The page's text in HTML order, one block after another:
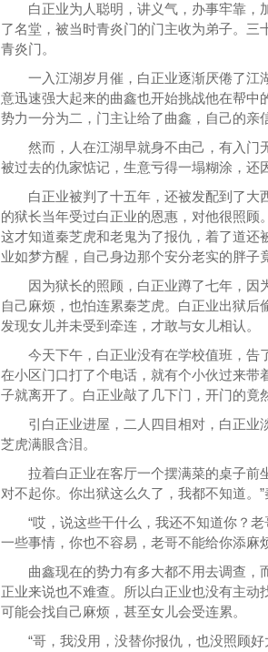
白正业为人聪明，讲义气，办事牢靠，
了名堂，被当时青炎门的门主收为弟子。三
青炎门。
一入江湖岁月催，白正业逐渐厌倦了江
意迅速强大起来的曲鑫也开始挑战他在帮中
势力一分为二，门主让给了曲鑫，自己的亲
然而，人在江湖早就身不由己，有入门
被过去的仇家惦记，生意亏得一塌糊涂，还
白正业被判了十五年，还被发配到了大
的狱长当年受过白正业的恩惠，对他很照顾
这才知道秦芝虎和老鬼为了报仇，着了道还
业如梦方醒，自己身边那个安分老实的胖子
因为狱长的照顾，白正业蹲了七年，因
自己麻烦，也怕连累秦芝虎。白正业出狱后
发现女儿并未受到牵连，才敢与女儿相认。
今天下午，白正业没有在学校值班，告了
在小区门口打了个电话，就有个小伙过来带
子就离开了。白正业敲了几下门，开门的竟
引白正业进屋，二人四目相对，白正业
芝虎满眼含泪。
拉着白正业在客厅一个摆满菜的桌子前
对不起你。你出狱这么久了，我都不知道。
“哎，说这些干什么，我还不知道你？老
一些事情，你也不容易，老哥不能给你添麻
曲鑫现在的势力有多大都不用去调查，
正业来说也不难查。所以白正业也没有主动
可能会找自己麻烦，甚至女儿会受连累。
“哥，我没用，没替你报仇，也没照顾好